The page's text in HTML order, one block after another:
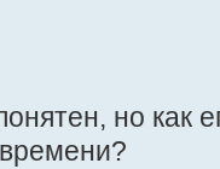
но как